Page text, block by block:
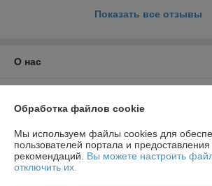
Показать все отзывы
О нас
График работы
Обработка файлов cookie
Мы используем файлы cookies для
пользователей портала и
рекомендаций. Вы можете настроить
отключить их.